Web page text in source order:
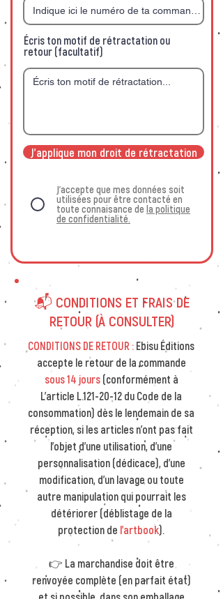
Écris ton motif de rétractation ou
retour (facultatif)
J'applique mon droit de rétractation
J'accepte que mes données soit
utilisées pour être contacté en
toute connaisance de la politique
de confidentialité.
📬 CONDITIONS ET FRAIS DE
RETOUR (À CONSULTER)
CONDITIONS DE RETOUR : Ebisu Éditions
accepte le retour de la commande
sous 14 jours (conformément à
L’article L.121-20-12 du Code de la
consommation) dès le lendemain de sa
réception, si les articles n'ont pas fait
l'objet d'une utilisation, d'une
personnalisation (dédicace), d'une
modification, d'un lavage ou toute
autre manipulation qui pourrait les
détériorer (déblistage de la
protection de l'artbook).
👉 La marchandise doit être
renvoyée complète (en parfait état)